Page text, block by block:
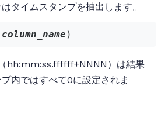
タイムスタンプを抽出します。
column_name )
hh:mm:ss.ffffff+NNNN）は結果
内ではすべて0に設定されま